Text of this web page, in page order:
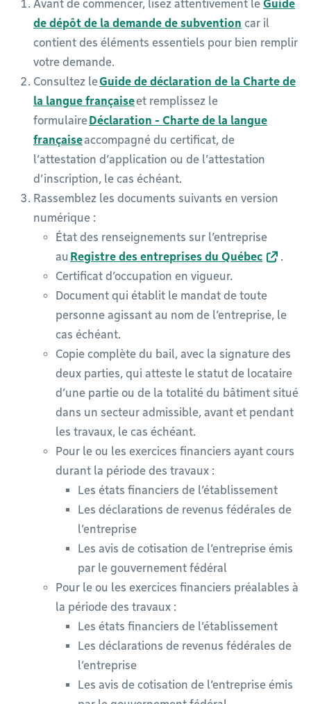
Avant de commencer, lisez attentivement le Guide
de dépôt de la demande de subvention car il
contient des éléments essentiels pour bien remplir
votre demande.
Consultez leGuide de déclaration de la Charte de
la langue françaiseet remplissez le
formulaireDéclaration - Charte de la langue
françaiseaccompagné du certificat, de
l’attestation d’application ou de l’attestation
d’inscription, le cas échéant.
Rassemblez les documents suivants en version
numérique :
État des renseignements sur l’entreprise
au Registre des entreprises du Québec
.
Certificat d’occupation en vigueur.
Document qui établit le mandat de toute
personne agissant au nom de l’entreprise, le
cas échéant.
Copie complète du bail, avec la signature des
deux parties, qui atteste le statut de locataire
d’une partie ou de la totalité du bâtiment situé
dans un secteur admissible, avant et pendant
les travaux, le cas échéant.
Pour le ou les exercices financiers ayant cours
durant la période des travaux :
Les états financiers de l’établissement
Les déclarations de revenus fédérales de
l’entreprise
Les avis de cotisation de l’entreprise émis
par le gouvernement fédéral
Pour le ou les exercices financiers préalables à
la période des travaux :
Les états financiers de l’établissement
Les déclarations de revenus fédérales de
l’entreprise
Les avis de cotisation de l’entreprise émis